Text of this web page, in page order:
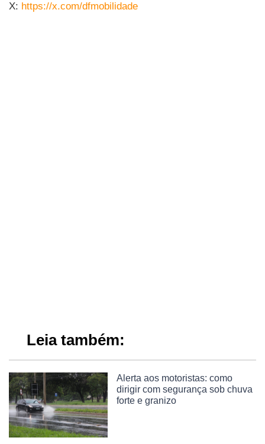
X: https://x.com/dfmobilidade
Leia também:
Alerta aos motoristas: como
dirigir com segurança sob chuva
forte e granizo